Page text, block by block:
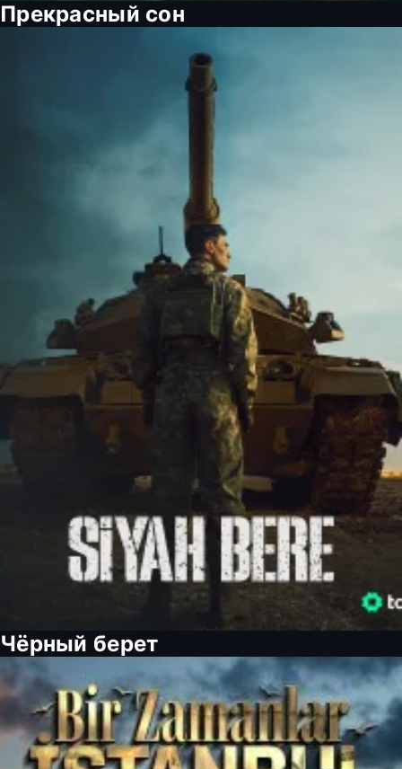
Прекрасный сон
Чёрный берет